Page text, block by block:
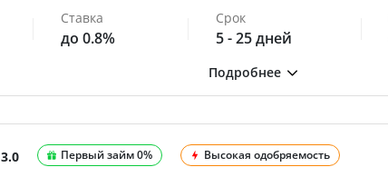
Ставка
до 0.8%
Срок
5 - 25 дней
3.0 Первый займ 0% Высокая одобряемость